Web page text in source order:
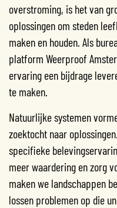
overstroming, is het van
oplossingen om steden
maken en houden. Als
platform Weerproof
ervaring een bijdrage
te maken.
Natuurlijke systemen
zoektocht naar
specifieke
meer waardering en zorg
maken we landschappen
lossen problemen op die